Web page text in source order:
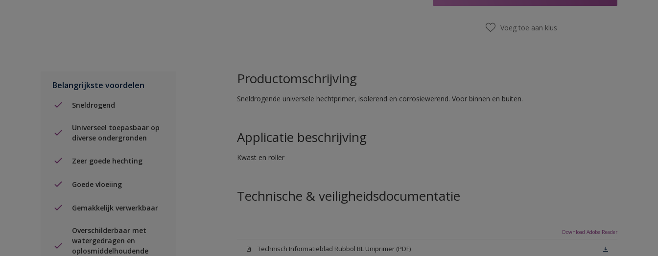
Voeg toe aan klus
Belangrijkste voordelen
Sneldrogend
Universeel toepasbaar op
diverse ondergronden
Zeer goede hechting
Goede vloeiing
Gemakkelijk verwerkbaar
Overschilderbaar met
watergedragen en
oplosmiddelhoudende
Productomschrijving
Sneldrogende universele hechtprimer, isolerend en corrosiewerend. Voor binnen en buiten.
Applicatie beschrijving
Kwast en roller
Technische & veiligheidsdocumentatie
Download Adobe Reader
Technisch Informatieblad Rubbol BL Uniprimer (PDF)